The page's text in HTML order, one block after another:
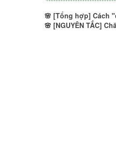
🌸 [Tổng hợp] Cách
🌸 [NGUYÊN TẮC]